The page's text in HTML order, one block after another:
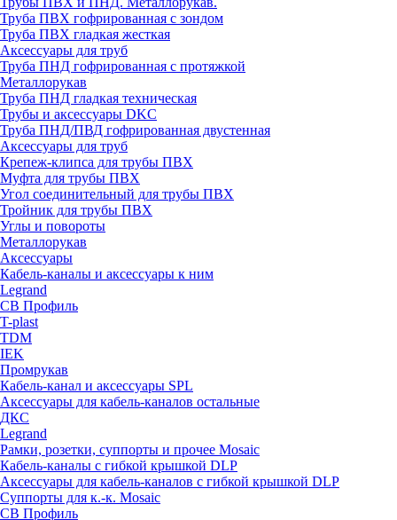
Труба ПВХ гофрированная с зондом
Труба ПВХ гладкая жесткая
Аксессуары для труб
Труба ПНД гофрированная с протяжкой
Металлорукав
Труба ПНД гладкая техническая
Трубы и аксессуары DKC
Труба ПНД/ПВД гофрированная двустенная
Аксессуары для труб
Крепеж-клипса для трубы ПВХ
Муфта для трубы ПВХ
Угол соединительный для трубы ПВХ
Тройник для трубы ПВХ
Углы и повороты
Металлорукав
Аксессуары
Кабель-каналы и аксессуары к ним
Legrand
СВ Профиль
T-plast
TDM
IEK
Промрукав
Кабель-канал и аксессуары SPL
Аксессуары для кабель-каналов остальные
ДКС
Legrand
Рамки, розетки, суппорты и прочее Mosaic
Кабель-каналы с гибкой крышкой DLP
Аксессуары для кабель-каналов с гибкой крышкой DLP
Суппорты для к.-к. Mosaic
СВ Профиль